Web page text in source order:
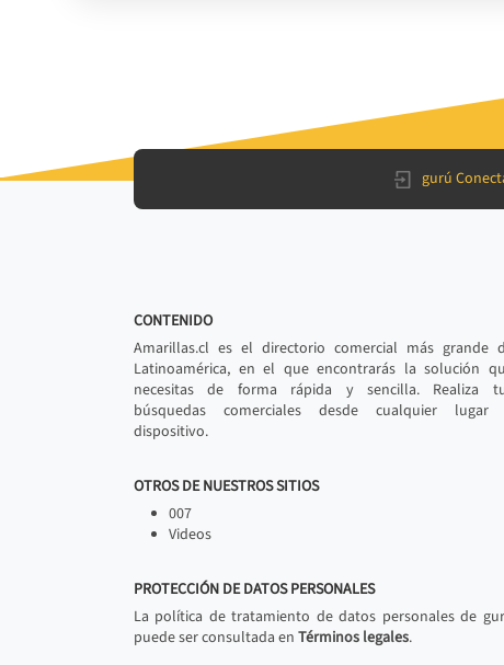
gurú
CONTENIDO
Amarillas.cl es el directorio comercial más grande
Latinoamérica, en el que encontrarás la solución
necesitas de forma rápida y sencilla. Realiza
búsquedas comerciales desde cualquier lugar
dispositivo.
OTROS DE NUESTROS SITIOS
007
Videos
PROTECCIÓN DE DATOS PERSONALES
La política de tratamiento de datos personales de
puede ser consultada en Términos legales.